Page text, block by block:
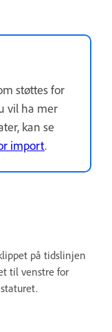
støttes for
vil ha mer
kan se
import.
på tidslinjen
til venstre for